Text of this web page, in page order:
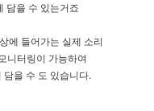
담을 수 있는거죠
에 들어가는 실제 소리
니터링이 가능하여
을 수 도 있습니다.